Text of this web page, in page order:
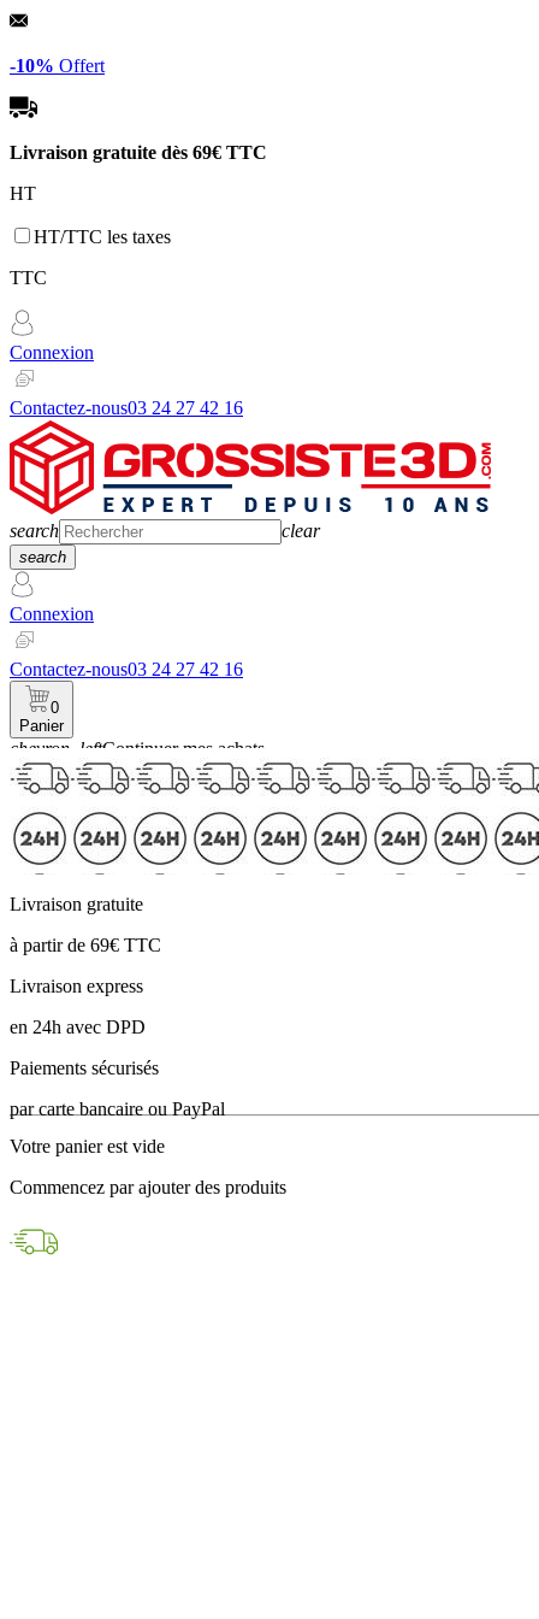
Panneau de gestion des cookies
-10% Offert
Livraison gratuite dès 69€ TTC
HT
HT/TTC les taxes
TTC
Connexion
Contactez-nous03 24 27 42 16
search clear
search
Connexion
Contactez-nous03 24 27 42 16
0
Panier
chevron_leftContinuer mes achats
Panier
Livraison gratuite
à partir de 69€ TTC
Livraison express
en 24h avec DPD
Paiements sécurisés
par carte bancaire ou PayPal
Votre panier est vide
Commencez par ajouter des produits